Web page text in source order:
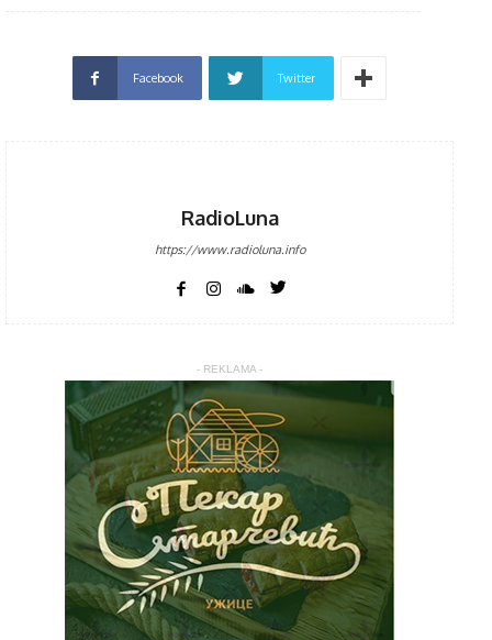
Facebook Twitter
RadioLuna
https://www.radioluna.info
- REKLAMA -